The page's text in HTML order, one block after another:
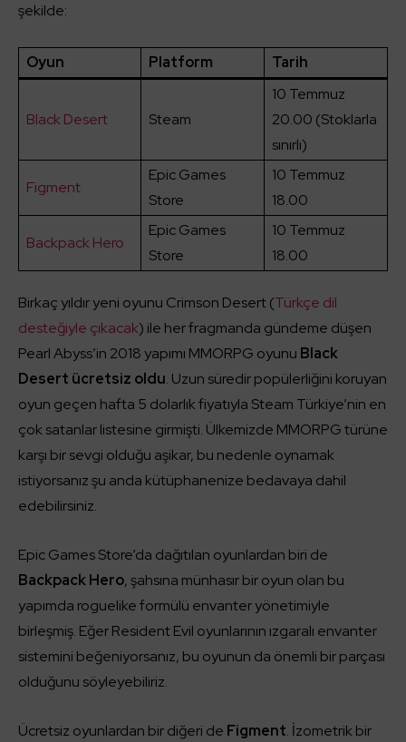
şekilde:
Oyun Platform Tarih
Black Desert Steam
10 Temmuz
20.00 (Stoklarla
sınırlı)
Figment
Epic Games
Store
10 Temmuz
18.00
Backpack Hero
Epic Games
Store
10 Temmuz
18.00
Birkaç yıldır yeni oyunu Crimson Desert (Türkçe dil
desteğiyle çıkacak) ile her fragmanda gündeme düşen
Pearl Abyss’in 2018 yapımı MMORPG oyunu Black
Desert ücretsiz oldu. Uzun süredir popülerliğini koruyan
oyun geçen hafta 5 dolarlık fiyatıyla Steam Türkiye’nin en
çok satanlar listesine girmişti. Ülkemizde MMORPG türüne
karşı bir sevgi olduğu aşikar, bu nedenle oynamak
istiyorsanız şu anda kütüphanenize bedavaya dahil
edebilirsiniz.
Epic Games Store’da dağıtılan oyunlardan biri de
Backpack Hero, şahsına münhasır bir oyun olan bu
yapımda roguelike formülü envanter yönetimiyle
birleşmiş. Eğer Resident Evil oyunlarının ızgaralı envanter
sistemini beğeniyorsanız, bu oyunun da önemli bir parçası
olduğunu söyleyebiliriz.
Ücretsiz oyunlardan bir diğeri de Figment. İzometrik bir